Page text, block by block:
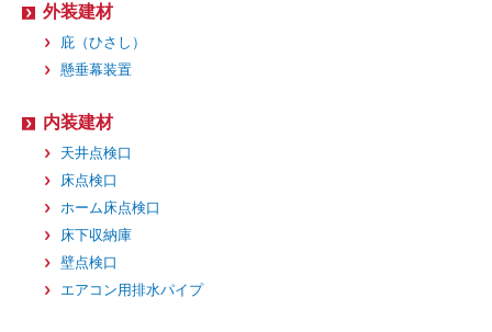
外装建材
庇（ひさし）
懸垂幕装置
内装建材
天井点検口
床点検口
ホーム床点検口
床下収納庫
壁点検口
エアコン用排水パイプ